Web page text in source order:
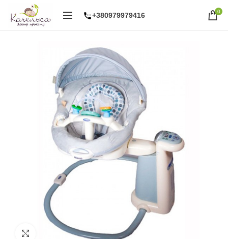
+380979979416 0
Натисніть, щоб збільшити